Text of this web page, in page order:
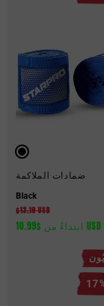
Black
ضمادات الملاكمة
السعر
العادي
$13.19 USD
البيع ابتداءً من $10.99 USD